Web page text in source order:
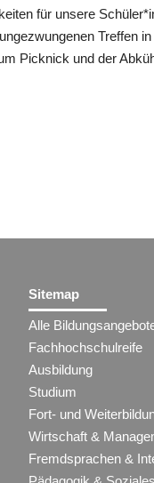
für unsere
Treffen
Picknick und der
Sitemap
Alle
Fachhochschulreife
Ausbildung
Studium
Fort- und
Wirtschaft &
Fremdsprachen &